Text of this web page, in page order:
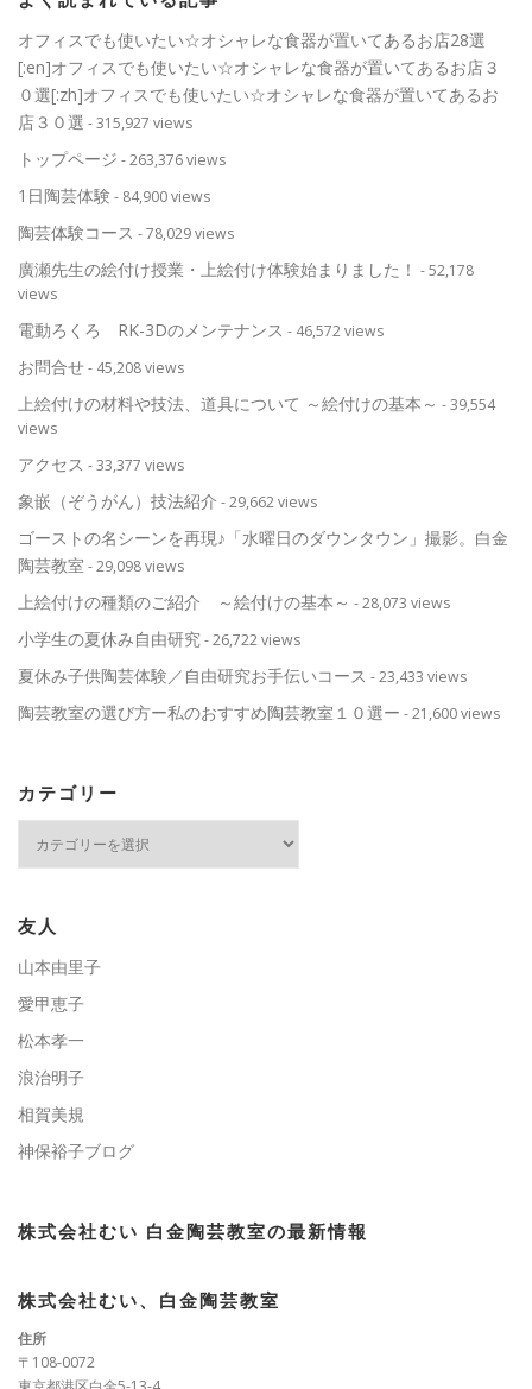
オフィスでも使いたい☆オシャレな食器が置いてあるお店28選
[:en]オフィスでも使いたい☆オシャレな食器が置いてあるお店３
０選[:zh]オフィスでも使いたい☆オシャレな食器が置いてあるお
店３０選 - 315,927 views
トップページ - 263,376 views
1日陶芸体験 - 84,900 views
陶芸体験コース - 78,029 views
廣瀬先生の絵付け授業・上絵付け体験始まりました！ - 52,178
views
電動ろくろ RK-3Dのメンテナンス - 46,572 views
お問合せ- 45,208 views
上絵付けの材料や技法、道具について ～絵付けの基本～ - 39,554
views
アクセス - 33,377 views
象嵌（ぞうがん）技法紹介 - 29,662 views
ゴーストの名シーンを再現♪「水曜日のダウンタウン」撮影。白金
陶芸教室 - 29,098 views
上絵付けの種類のご紹介 ～絵付けの基本～ - 28,073 views
小学生の夏休み自由研究- 26,722 views
夏休み子供陶芸体験／自由研究お手伝いコース - 23,433 views
陶芸教室の選び方ー私のおすすめ陶芸教室１０選ー - 21,600 views
カテゴリー
ー
友人
山本由里子
愛甲恵子
松本孝一
浪治明子
相賀美規
神保裕子ブログ
株式会社むい 白金陶芸教室の最新情報
株式会社むい、白金陶芸教室
住所
〒108-0072